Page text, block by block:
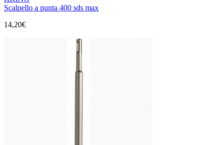
Scalpello a punta 400 sds max
14,20€